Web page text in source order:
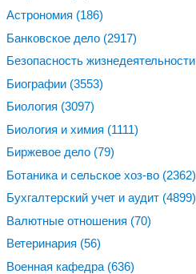
Астрономия (186)
Банковское дело (2917)
Безопасность жизнедеятельности
Биографии (3553)
Биология (3097)
Биология и химия (1111)
Биржевое дело (79)
Ботаника и сельское хоз-во (2362)
Бухгалтерский учет и аудит (4899)
Валютные отношения (70)
Ветеринария (56)
Военная кафедра (636)